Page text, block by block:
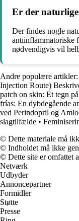
Er der
Der findes nogle
antiinflammatoriske
nødvendigvis vil
Andre populære artikler:
Injection Route)
patch on skin: Et tegn
frías: En dybdegående
ved Perindopril og
slagtilfælde •
© Dette materiale må
© Indholdet må ikke
© Dette site er omfattet
Netværk
Udbyder
Annoncepartner
Formidler
Støtte
Presse